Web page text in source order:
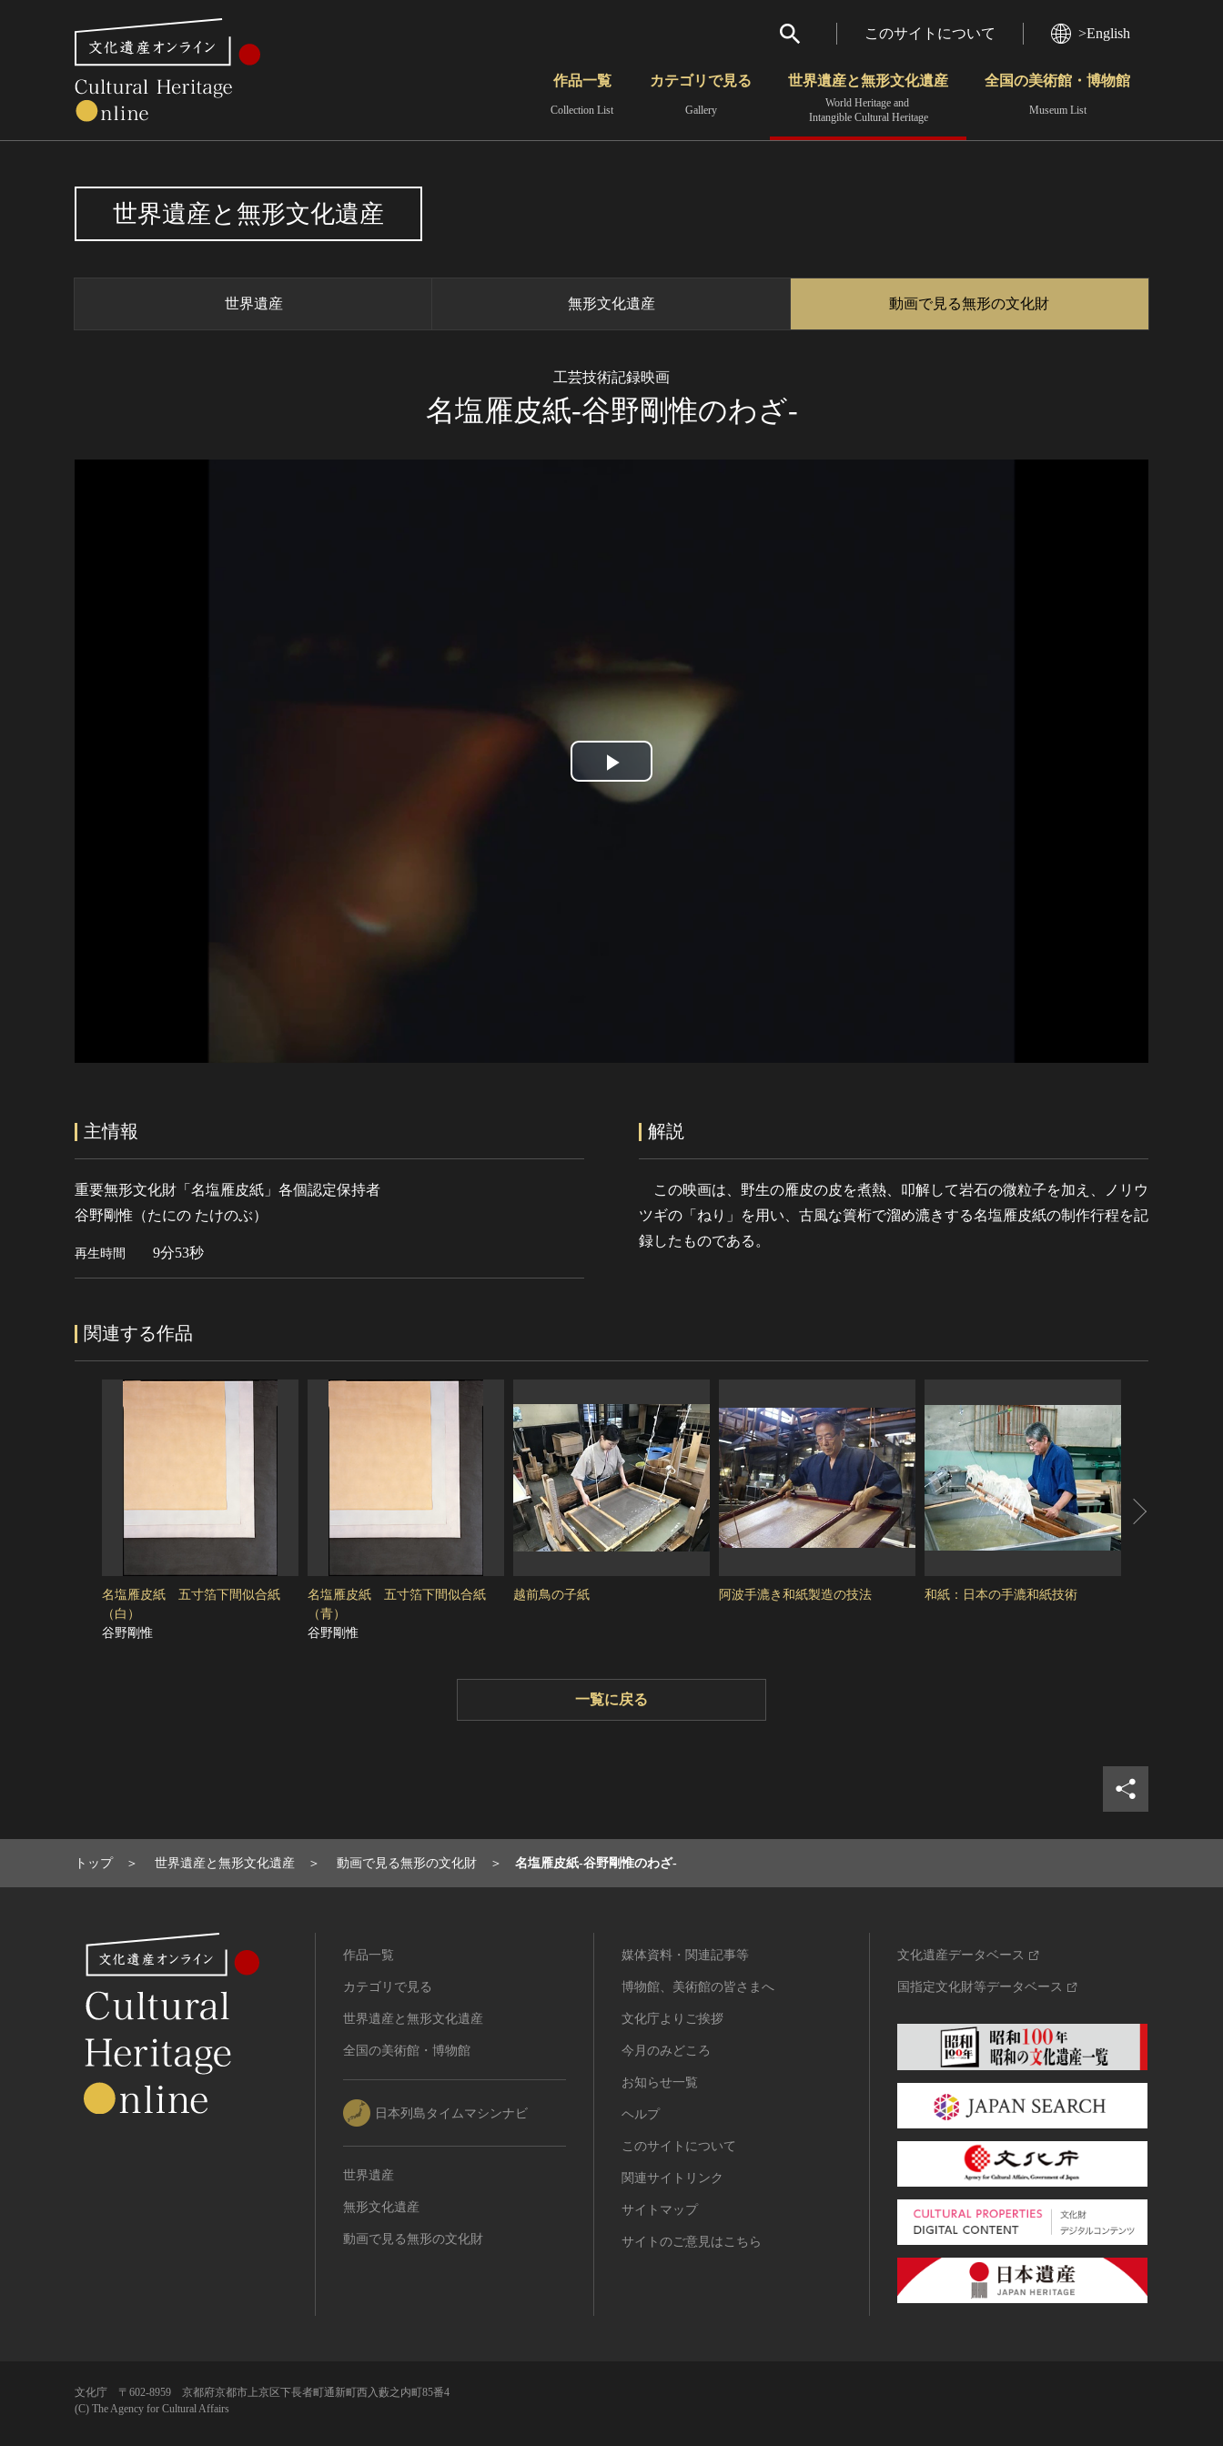
このサイトについて >English
作品一覧
Collection List
カテゴリで見る
Gallery
世界遺産と無形文化遺産
World Heritage and
Intangible Cultural Heritage
全国の美術館・博物館
Museum List
世界遺産と無形文化遺産
世界遺産 無形文化遺産 動画で見る無形の文化財
工芸技術記録映画
名塩雁皮紙-谷野剛惟のわざ-
Play
主情報
重要無形文化財「名塩雁皮紙」各個認定保持者
谷野剛惟（たにの たけのぶ）
再生時間 9分53秒
解説
この映画は、野生の雁皮の皮を煮熱、叩解して岩石の微粒子を加え、ノリウ
ツギの「ねり」を用い、古風な簀桁で溜め漉きする名塩雁皮紙の制作行程を記
録したものである。
関連する作品
名塩雁皮紙 五寸箔下間似合紙
（白）
谷野剛惟
名塩雁皮紙 五寸箔下間似合紙
（青）
谷野剛惟
越前鳥の子紙 阿波手漉き和紙製造の技法 和紙：日本の手漉和紙技術
一覧に戻る
トップ 世界遺産と無形文化遺産 動画で見る無形の文化財 名塩雁皮紙-谷野剛惟のわざ-
作品一覧
カテゴリで見る
世界遺産と無形文化遺産
全国の美術館・博物館
日本列島タイムマシンナビ
世界遺産
無形文化遺産
動画で見る無形の文化財
媒体資料・関連記事等
博物館、美術館の皆さまへ
文化庁よりご挨拶
今月のみどころ
お知らせ一覧
ヘルプ
このサイトについて
関連サイトリンク
サイトマップ
サイトのご意見はこちら
文化遺産データベース
国指定文化財等データベース
文化庁 〒602-8959 京都府京都市上京区下長者町通新町西入藪之内町85番4
(C) The Agency for Cultural Affairs